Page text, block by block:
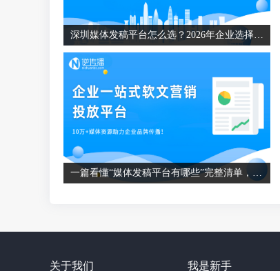
深圳媒体发稿平台怎么选？2026年企业选择媒体发稿平台的避坑指南
一篇看懂“媒体发稿平台有哪些”完整清单，企业如何精准匹配？
关于我们 我是新手